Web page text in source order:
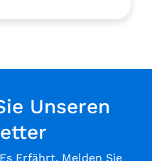
Unseren
Erfährt. Melden Sie